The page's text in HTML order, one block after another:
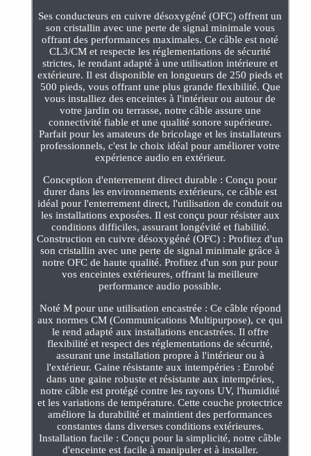
Ses conducteurs en cuivre désoxygéné (OFC) offrent un
son cristallin avec une perte de signal minimale vous
offrant des performances maximales. Ce câble est noté
CL3/CM et respecte les réglementations de sécurité
strictes, le rendant adapté à une utilisation intérieure et
extérieure. Il est disponible en longueurs de 250 pieds et
500 pieds, vous offrant une plus grande flexibilité. Que
vous installiez des enceintes à l'intérieur ou autour de
votre jardin ou terrasse, notre câble assure une
connectivité fiable et une qualité sonore supérieure.
Parfait pour les amateurs de bricolage et les installateurs
professionnels, c'est le choix idéal pour améliorer votre
expérience audio en extérieur.
Conception d'enterrement direct durable : Conçu pour
durer dans les environnements extérieurs, ce câble est
idéal pour l'enterrement direct, l'utilisation de conduit ou
les installations exposées. Il est conçu pour résister aux
conditions difficiles, assurant longévité et fiabilité.
Construction en cuivre désoxygéné (OFC) : Profitez d'un
son cristallin avec une perte de signal minimale grâce à
notre OFC de haute qualité. Profitez d'un son pur pour
vos enceintes extérieures, offrant la meilleure
performance audio possible.
Noté M pour une utilisation encastrée : Ce câble répond
aux normes CM (Communications Multipurpose), ce qui
le rend adapté aux installations encastrées. Il offre
flexibilité et respect des réglementations de sécurité,
assurant une installation propre à l'intérieur ou à
l'extérieur. Gaine résistante aux intempéries : Enrobé
dans une gaine robuste et résistante aux intempéries,
notre câble est protégé contre les rayons UV, l'humidité
et les variations de température. Cette couche protectrice
améliore la durabilité et maintient des performances
constantes dans diverses conditions extérieures.
Installation facile : Conçu pour la simplicité, notre câble
d'enceinte est facile à manipuler et à installer.